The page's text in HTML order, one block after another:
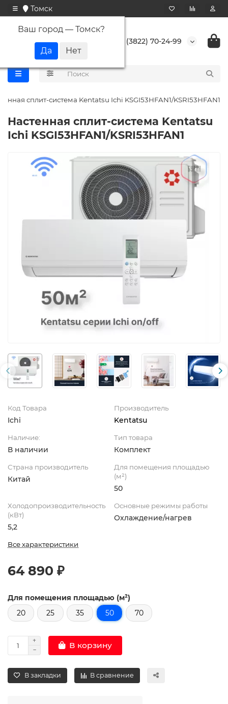
Томск
Ваш город — Томск?
+7 (3822) 70-24-99
сплит-система Kentatsu Ichi KSGI53HFAN1/KSRI53HFAN1
Настенная сплит-система Kentatsu
Ichi KSGI53HFAN1/KSRI53HFAN1
Код Товара
Ichi
Производитель
Kentatsu
Наличие:
В наличии
Тип товара
Комплект
Страна производитель
Китай
Для помещения площадью
(м²)
50
Холодопроизводительность
(кВт)
5,2
Основные режимы работы
Охлаждение/нагрев
Все характеристики
64 890 ₽
Для помещения площадью (м²)
20
25 35 50 70
В корзину
В закладки В сравнение